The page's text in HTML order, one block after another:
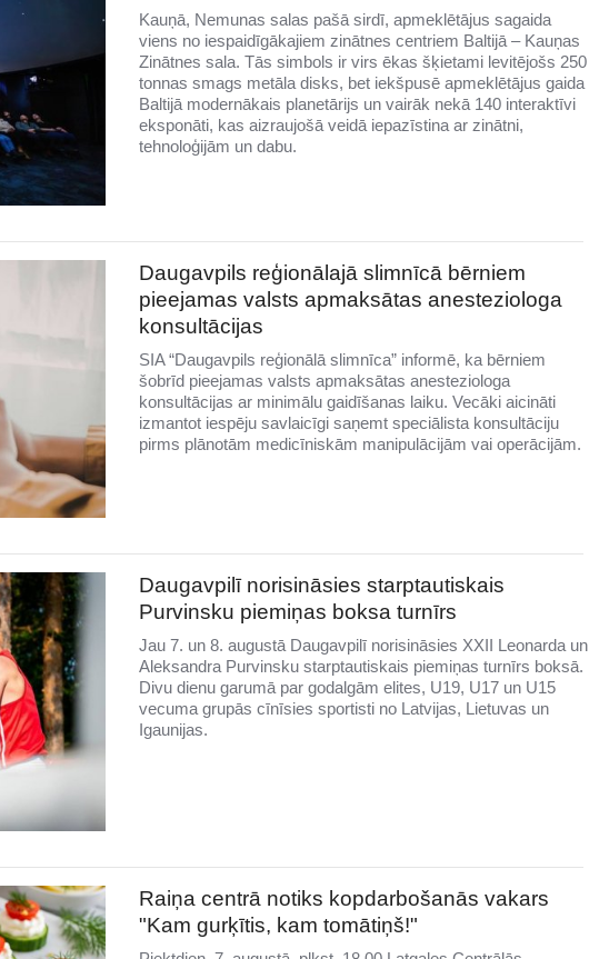
Kauņā, Nemunas salas pašā sirdī, apmeklētājus sagaida
viens no iespaidīgākajiem zinātnes centriem Baltijā – Kauņas
Zinātnes sala. Tās simbols ir virs ēkas šķietami levitējošs 250
tonnas smags metāla disks, bet iekšpusē apmeklētājus gaida
Baltijā modernākais planetārijs un vairāk nekā 140 interaktīvi
eksponāti, kas aizraujošā veidā iepazīstina ar zinātni,
tehnoloģijām un dabu.
Daugavpils reģionālajā slimnīcā bērniem
pieejamas valsts apmaksātas anesteziologa
konsultācijas
SIA “Daugavpils reģionālā slimnīca” informē, ka bērniem
šobrīd pieejamas valsts apmaksātas anesteziologa
konsultācijas ar minimālu gaidīšanas laiku. Vecāki aicināti
izmantot iespēju savlaicīgi saņemt speciālista konsultāciju
pirms plānotām medicīniskām manipulācijām vai operācijām.
Daugavpilī norisināsies starptautiskais
Purvinsku piemiņas boksa turnīrs
Jau 7. un 8. augustā Daugavpilī norisināsies XXII Leonarda un
Aleksandra Purvinsku starptautiskais piemiņas turnīrs boksā.
Divu dienu garumā par godalgām elites, U19, U17 un U15
vecuma grupās cīnīsies sportisti no Latvijas, Lietuvas un
Igaunijas.
Raiņa centrā notiks kopdarbošanās vakars
"Kam gurķītis, kam tomātiņš!"